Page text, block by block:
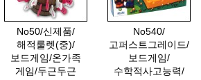
No50/신제품/
해적룰렛(중)/
보드게임/온가족
게임/두근두근
No540/
고퍼스트그레이드/
보드게임/
수학적사고능력/